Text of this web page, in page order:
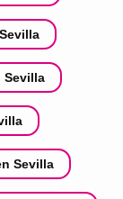
Sevilla
Sevilla